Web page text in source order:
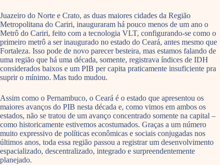
Juazeiro do Norte e Crato, as duas maiores cidades da Região
Metropolitana do Cariri, inauguraram há pouco menos de um ano o
Metrô do Cariri, feito com a tecnologia VLT, configurando-se como o
primeiro metrô a ser inaugurado no estado do Ceará, antes mesmo que
Fortaleza. Isso pode de novo parecer besteira, mas estamos falando de
uma região que há uma década, somente, registrava índices de IDH
considerados baixos e um PIB per capita praticamente insuficiente pra
suprir o mínimo. Mas tudo mudou.
Assim como o Pernambuco, o Ceará é o estado que apresentou os
maiores avanços do PIB nesta década e, como vimos em ambos os
estados, não se tratou de um avanço concentrado somente na capital –
como historicamente estivemos acostumados. Graças a um número
muito expressivo de políticas econômicas e sociais conjugadas nos
últimos anos, toda essa região passou a registrar um desenvolvimento
espacializado, descentralizado, integrado e surpreendentemente
planejado.